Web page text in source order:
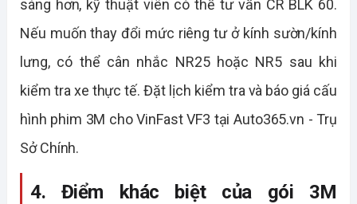
sáng hơn, kỹ thuật viên có thể tư vấn CR BLK 60.
Nếu muốn thay đổi mức riêng tư ở kính sườn/kính
lưng, có thể cân nhắc NR25 hoặc NR5 sau khi
kiểm tra xe thực tế. Đặt lịch kiểm tra và báo giá cấu
hình phim 3M cho VinFast VF3 tại Auto365.vn - Trụ
Sở Chính.
4. Điểm khác biệt của gói 3M